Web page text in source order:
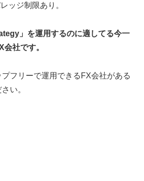
ッジ制限あり。
」を運用するのに適してる今一
社です。
フリーで運用できるFX会社がある
い。